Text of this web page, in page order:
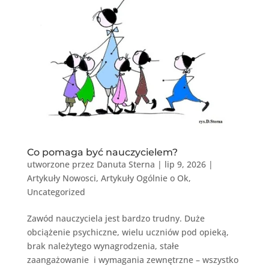
Co pomaga być nauczycielem?
utworzone przez Danuta Sterna | lip 9, 2026|
Artykuły Nowosci, Artykuły Ogólnie o Ok,
Uncategorized
Zawód nauczyciela jest bardzo trudny. Duże
obciążenie psychiczne, wielu uczniów pod opieką,
brak należytego wynagrodzenia, stałe
zaangażowanie i wymagania zewnętrzne – wszystko